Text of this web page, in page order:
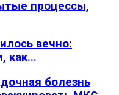
процессы,
вечно:
как...
болезнь